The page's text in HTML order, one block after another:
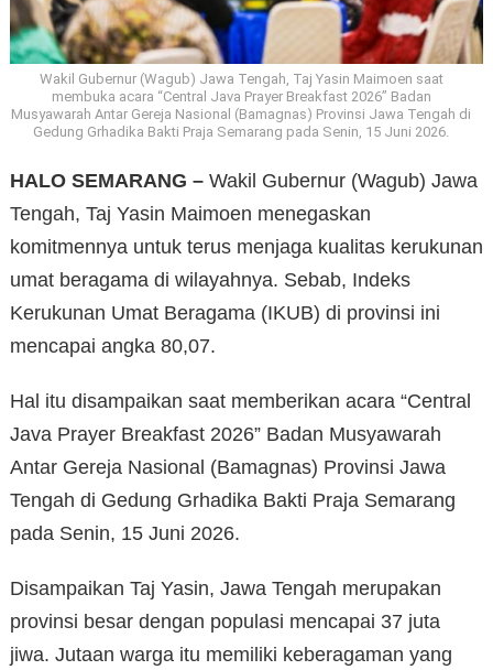
Wakil Gubernur (Wagub) Jawa Tengah, Taj Yasin Maimoen saat
membuka acara “Central Java Prayer Breakfast 2026” Badan
Musyawarah Antar Gereja Nasional (Bamagnas) Provinsi Jawa Tengah di
Gedung Grhadika Bakti Praja Semarang pada Senin, 15 Juni 2026.
HALO SEMARANG – Wakil Gubernur (Wagub) Jawa
Tengah, Taj Yasin Maimoen menegaskan
komitmennya untuk terus menjaga kualitas kerukunan
umat beragama di wilayahnya. Sebab, Indeks
Kerukunan Umat Beragama (IKUB) di provinsi ini
mencapai angka 80,07.
Hal itu disampaikan saat memberikan acara “Central
Java Prayer Breakfast 2026” Badan Musyawarah
Antar Gereja Nasional (Bamagnas) Provinsi Jawa
Tengah di Gedung Grhadika Bakti Praja Semarang
pada Senin, 15 Juni 2026.
Disampaikan Taj Yasin, Jawa Tengah merupakan
provinsi besar dengan populasi mencapai 37 juta
jiwa. Jutaan warga itu memiliki keberagaman yang